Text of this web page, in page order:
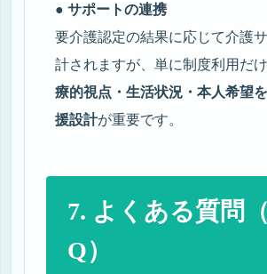
● サポートの連携
要介護認定の結果に応じて介護
計されますが、単に制度利用だけ
療的視点・生活状況・本人希望
援設計が重要です。
7. よくある質問
Q）